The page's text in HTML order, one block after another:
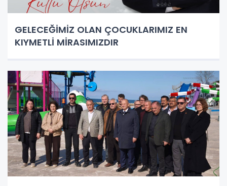
GELECEĞİMİZ OLAN ÇOCUKLARIMIZ EN
KIYMETLİ MİRASIMIZDIR